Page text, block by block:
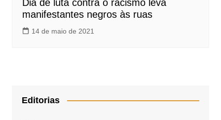
Dia de luta contra o racismo leva
manifestantes negros às ruas
14 de maio de 2021
Editorias